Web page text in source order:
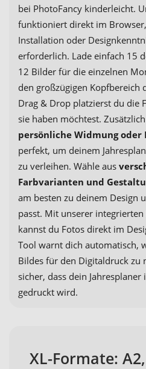
bei PhotoFancy kinderleicht.
funktioniert direkt im
Installation oder
erforderlich. Lade einfach 15
12 Bilder für die einzelnen
den großzügigen Kopfbereich
Drag & Drop platzierst du die
sie haben möchtest.
persönliche Widmung
perfekt, um deinem
zu verleihen. Wähle aus
Farbvarianten und
am besten zu deinem Design
passt. Mit unserer
kannst du Fotos direkt im
Tool warnt dich automatisch,
Bildes für den Digitaldruck zu
sicher, dass dein
gedruckt wird.
XL-Formate: